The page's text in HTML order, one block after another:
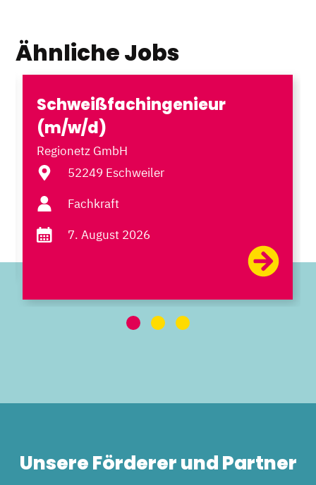
Ähnliche Jobs
Schweißfachingenieur
(m/w/d)
Regionetz GmbH
52249 Eschweiler
Fachkraft
7. August 2026
Unsere Förderer und Partner